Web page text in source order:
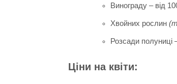
Винограду – від
Хвойних рослин
Розсади полуниці
Ціни на квіти: